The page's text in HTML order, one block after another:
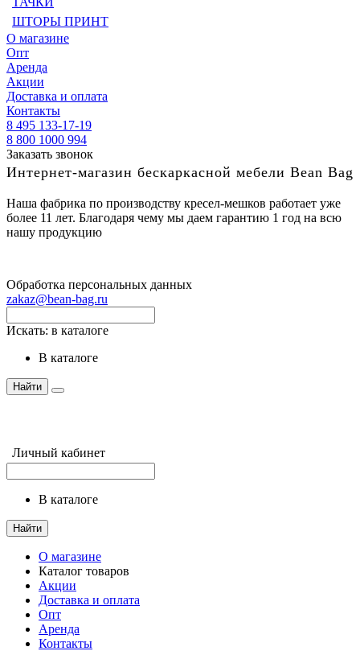
ШТОРЫ ПРИНТ
О магазине
Опт
Аренда
Акции
Доставка и оплата
Контакты
8 495 133-17-19
8 800 1000 994
Заказать звонок
Интернет-магазин бескаркасной мебели Bean Bag
Наша фабрика по производству кресел-мешков работает уже
более 11 лет. Благодаря чему мы даем гарантию 1 год на всю
нашу продукцию
Обработка персональных данных
zakaz@bean-bag.ru
Искать: в каталоге
в каталоге
Найти
Личный кабинет
в каталоге
Найти
О магазине
Каталог товаров
Акции
Доставка и оплата
Опт
Аренда
Контакты